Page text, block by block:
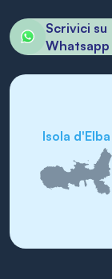
Scrivici su
Whatsapp
Isola d'Elba